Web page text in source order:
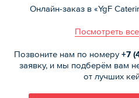
Онлайн-заказ в «YgF
Посмотреть
Позвоните нам по номеру+7
заявку, и мы подберём вам
от лучших